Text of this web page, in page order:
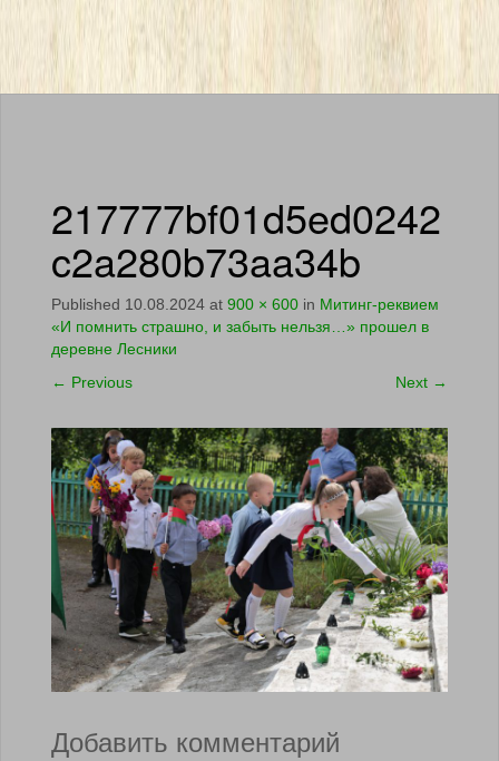
217777bf01d5ed0242
c2a280b73aa34b
Published 10.08.2024 at 900 × 600 in Митинг-реквием
«И помнить страшно, и забыть нельзя…» прошел в
деревне Лесники
← Previous Next →
Добавить комментарий